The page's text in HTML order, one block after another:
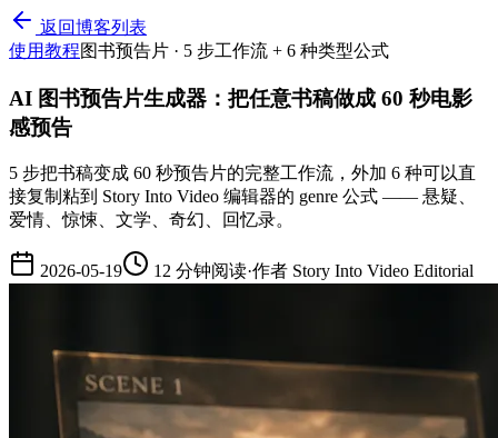
返回博客列表
使用教程图书预告片 · 5 步工作流 + 6 种类型公式
AI 图书预告片生成器：把任意书稿做成 60 秒电影
感预告
5 步把书稿变成 60 秒预告片的完整工作流，外加 6 种可以直
接复制粘到 Story Into Video 编辑器的 genre 公式 —— 悬疑、
爱情、惊悚、文学、奇幻、回忆录。
2026-05-19 12 分钟阅读·作者 Story Into Video Editorial